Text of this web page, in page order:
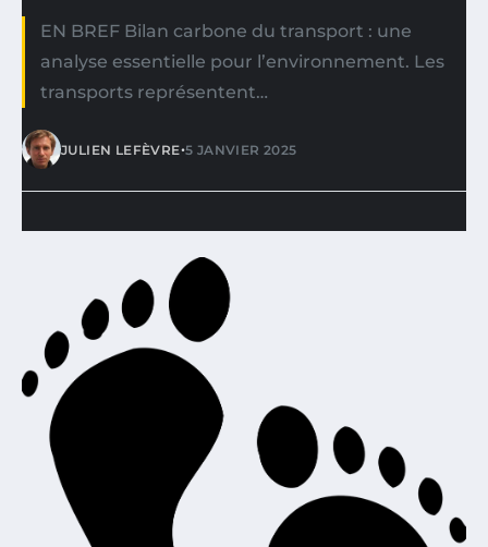
EN BREF Bilan carbone du transport : une
analyse essentielle pour l’environnement. Les
transports représentent…
JULIEN LEFÈVRE•5 JANVIER 2025